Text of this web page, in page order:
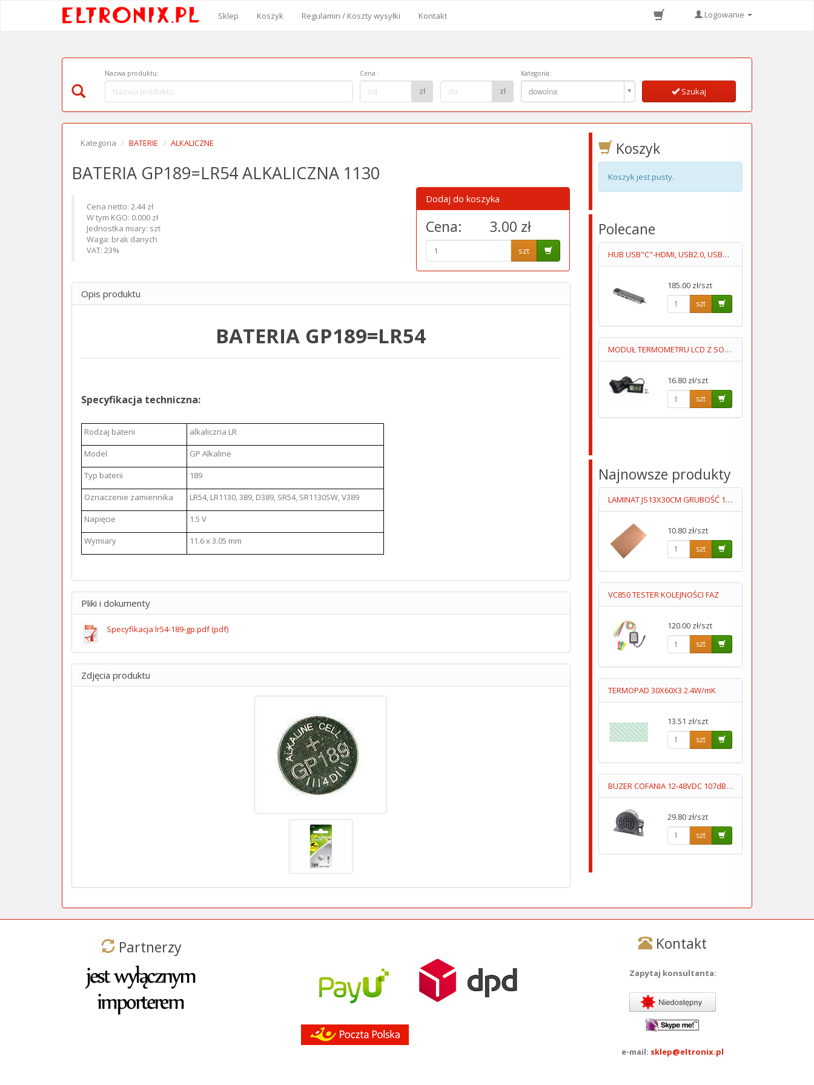
Sklep Koszyk Regulamin / Koszty wysyłki Kontakt Logowanie
Nazwa produktu: Cena od
:
zł
do:
zł
Kategoria:
dowolna
Kategoria:
Szukaj
Kategoria BATERIE ALKALICZNE
BATERIA GP189=LR54 ALKALICZNA 1130
Cena netto: 2.44 zł
W tym KGO: 0.000 zł
Jednostka miary: szt
Waga: brak danych
VAT: 23%
Dodaj do koszyka
Cena: 3.00 zł
szt
Opis produktu
BATERIA GP189=LR54
Specyfikacja techniczna:
Rodzaj baterii
alkaliczna LR
Model
GP Alkaline
Typ baterii
189
Oznaczenie zamiennika
LR54, LR1130, 389, D389, SR54, SR1130SW, V389
Napięcie
1.5 V
Wymiary
11.6 x 3.05 mm
Pliki i dokumenty
Specyfikacja lr54-189-gp.pdf (pdf)
Zdjęcia produktu
Koszyk
Koszyk jest pusty.
Polecane
HUB USB"C"-HDMI, USB2.0, USB3.0, 2XUSB"C", RJ45
185.00 zł/szt
szt
MODUŁ TERMOMETRU LCD Z SONDĄ -50ST+100ST PRZEWÓD 5M
16.80 zł/szt
szt
Najnowsze produkty
LAMINAT JS13X30CM GRUBOŚĆ 1MM JEDNOSTRONNY
10.80 zł/szt
szt
VC850 TESTER KOLEJNOŚCI FAZ
120.00 zł/szt
szt
TERMOPAD 30X60X3 2.4W/mK
13.51 zł/szt
szt
BUZER COFANIA 12-48VDC 107dB "SYGNAŁ COFANIA"
29.80 zł/szt
szt
Partnerzy Kontakt
Zapytaj konsultanta:
e-mail: sklep@eltronix.pl